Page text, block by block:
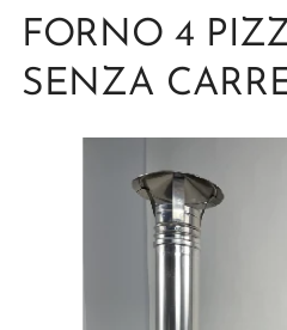
FORNO 4
SENZA